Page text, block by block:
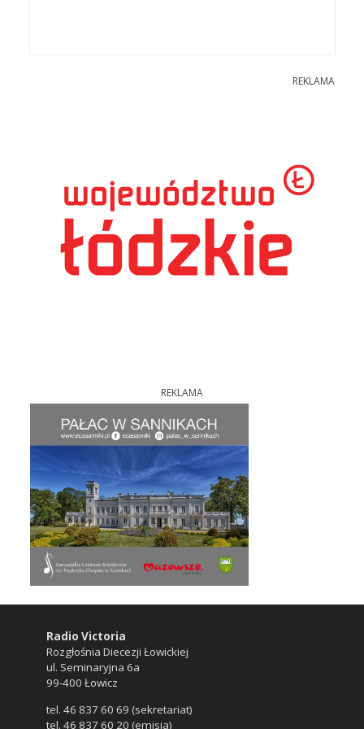
REKLAMA
REKLAMA
Radio Victoria
Rozgłośnia Diecezji Łowickiej
ul. Seminaryjna 6a
99-400 Łowicz
tel. 46 837 60 69 (sekretariat)
tel. 46 837 60 20 (emisja)